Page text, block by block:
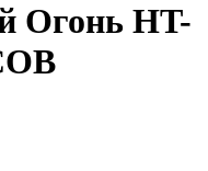
Огонь HT-